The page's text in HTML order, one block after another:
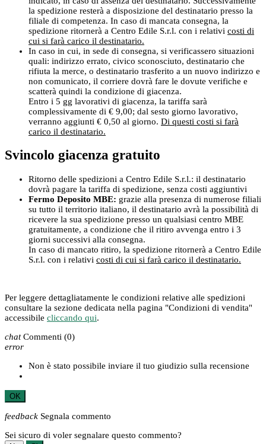
la spedizione resterà a disposizione del destinatario presso la
filiale di competenza. In caso di mancata consegna, la
spedizione ritornerà a Centro Edile S.r.l. con i relativi costi di
cui si farà carico il destinatario.
In caso in cui, in sede di consegna, si verificassero situazioni
quali: indirizzo errato, civico sconosciuto, destinatario che
rifiuta la merce, o destinatario trasferito a un nuovo indirizzo e
non comunicato, il corriere dovrà fare le dovute verifiche e
scatterà quindi la condizione di giacenza.
Entro i 5 gg lavorativi di giacenza, la tariffa sarà
complessivamente di € 9,00; dal sesto giorno lavorativo,
verranno aggiunti € 0,50 al giorno. Di questi costi si farà
carico il destinatario.
Svincolo giacenza gratuito
Ritorno delle spedizioni a Centro Edile S.r.l.: il destinatario
dovrà pagare la tariffa di spedizione, senza costi aggiuntivi
Fermo Deposito MBE: grazie alla presenza di numerose filiali
su tutto il territorio italiano, il destinatario avrà la possibilità di
ricevere la sua spedizione presso un qualsiasi centro MBE
gratuitamente, a condizione che il ritiro avvenga entro i 3
giorni successivi alla consegna.
In caso di mancato ritiro, la spedizione ritornerà a Centro Edile
S.r.l. con i relativi costi di cui si farà carico il destinatario.
Per leggere dettagliatamente le condizioni relative alle spedizioni
consultare la sezione dedicata nella pagina "Condizioni di vendita"
accessibile cliccando qui.
chat Commenti (0)
error
Non è stato possibile inviare il tuo giudizio sulla recensione
OK
feedback Segnala commento
Sei sicuro di voler segnalare questo commento?